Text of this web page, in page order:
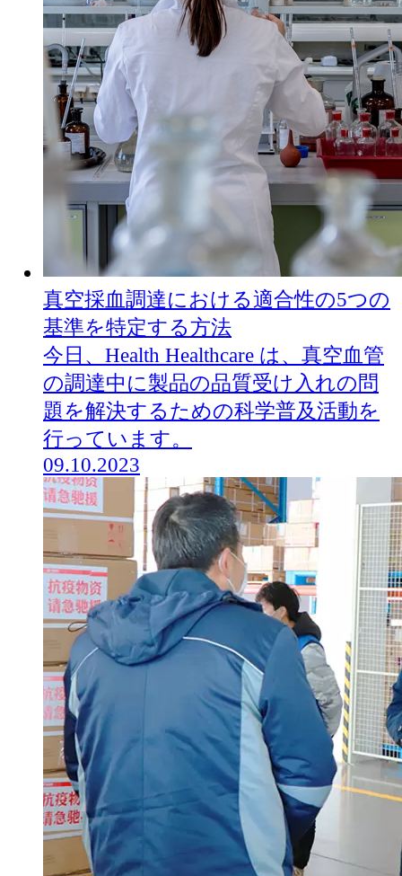
真空採血調達における適合性の5つの
基準を特定する方法
今日、Health Healthcare は、真空血管
の調達中に製品の品質受け入れの問
題を解決するための科学普及活動を
行っています。
09.10.2023